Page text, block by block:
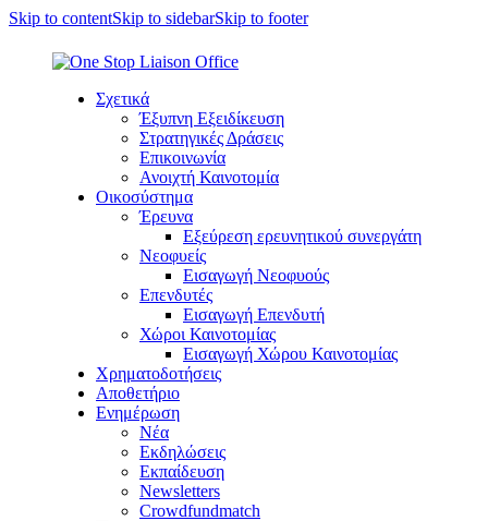
Skip to contentSkip to sidebarSkip to footer
Σχετικά
Έξυπνη Εξειδίκευση
Στρατηγικές Δράσεις
Επικοινωνία
Ανοιχτή Καινοτομία
Οικοσύστημα
Έρευνα
Εξεύρεση ερευνητικού συνεργάτη
Νεοφυείς
Εισαγωγή Νεοφυούς
Επενδυτές
Εισαγωγή Επενδυτή
Χώροι Καινοτομίας
Εισαγωγή Χώρου Καινοτομίας
Χρηματοδοτήσεις
Αποθετήριο
Ενημέρωση
Νέα
Εκδηλώσεις
Εκπαίδευση
Newsletters
Crowdfundmatch